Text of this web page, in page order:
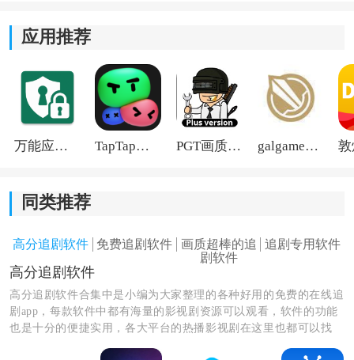
应用推荐
万能应用隐藏 TapTap国际版2026 PGT画质助手旧版 galgame游戏盒子2026
同类推荐
高分追剧软件 免费追剧软件
画质超棒的追
剧软件
追剧专用软件
高分追剧软件
高分追剧软件合集中是小编为大家整理的各种好用的免费的在线追
剧app，每款软件中都有海量的影视剧资源可以观看，软件的功能
也是十分的便捷实用，各大平台的热播影视剧在这里也都可以找